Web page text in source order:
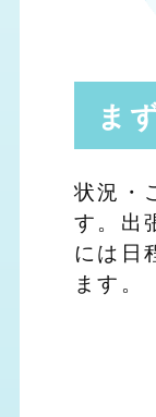
ま
状況・
す。出
には日
ます。